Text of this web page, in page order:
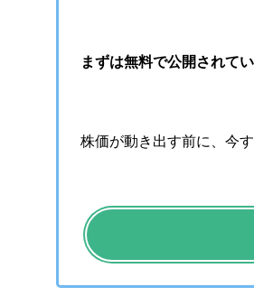
まずは無料で公開されて
株価が動き出す前に、今